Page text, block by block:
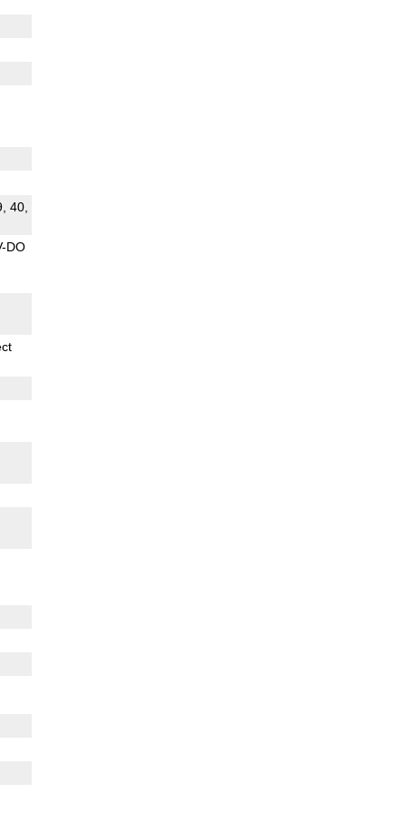
40,
DO